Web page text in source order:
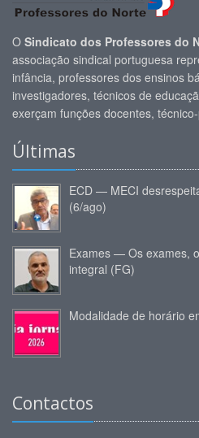
O Sindicato dos Professores do
associação sindical portuguesa
infância, professores dos ensinos
investigadores, técnicos de
exerçam funções docentes,
Últimas
ECD — MECI
(6/ago)
Exames — Os exames,
integral (FG)
Modalidade de horário
Contactos